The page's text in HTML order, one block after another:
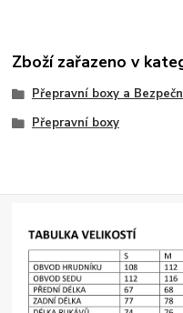
Zboží zařazeno v
Přepravní boxy a
Přepravní boxy